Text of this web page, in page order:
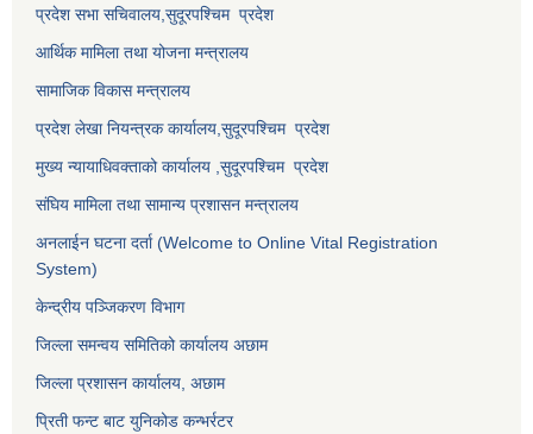
प्रदेश सभा सचिवालय, सुदूरपश्चिम प्रदेश
आर्थिक मामिला तथा योजना मन्त्रालय
सामाजिक विकास मन्त्रालय
प्रदेश लेखा नियन्त्रक कार्यालय, सुदूरपश्चिम प्रदेश
मुख्य न्यायाधिवक्ताको कार्यालय , सुदूरपश्चिम प्रदेश
संघिय मामिला तथा सामान्य प्रशासन मन्त्रालय
अनलाईन घटना दर्ता (Welcome to Online Vital Registration
System)
केन्द्रीय पञ्जिकरण विभाग
जिल्ला समन्वय समितिको कार्यालय अछाम
जिल्ला प्रशासन कार्यालय, अछाम
प्रिती फन्ट बाट युनिकोड कन्भर्रटर